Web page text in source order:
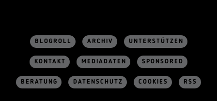
BLOGROLL ARCHIV UNTERSTÜTZEN
KONTAKT MEDIADATEN SPONSORED
BERATUNG DATENSCHUTZ COOKIES RSS